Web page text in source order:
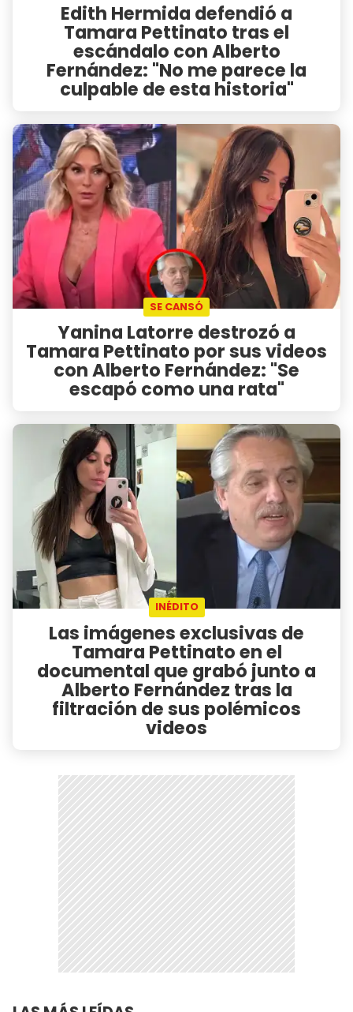
Edith Hermida defendió a
Tamara Pettinato tras el
escándalo con Alberto
Fernández: "No me parece la
culpable de esta historia"
SE CANSÓ
Yanina Latorre destrozó a
Tamara Pettinato por sus videos
con Alberto Fernández: "Se
escapó como una rata"
INÉDITO
Las imágenes exclusivas de
Tamara Pettinato en el
documental que grabó junto a
Alberto Fernández tras la
filtración de sus polémicos
videos